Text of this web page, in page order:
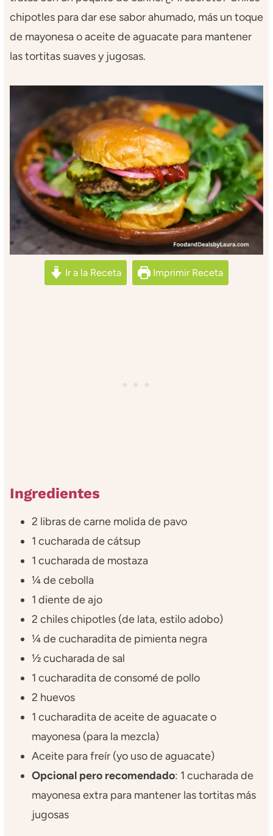
chipotles para dar ese sabor ahumado, más un toque
de mayonesa o aceite de aguacate para mantener
las tortitas suaves y jugosas.
Ir a la Receta Imprimir Receta
Ingredientes
2 libras de carne molida de pavo
1 cucharada de cátsup
1 cucharada de mostaza
¼ de cebolla
1 diente de ajo
2 chiles chipotles (de lata, estilo adobo)
¼ de cucharadita de pimienta negra
½ cucharada de sal
1 cucharadita de consomé de pollo
2 huevos
1 cucharadita de aceite de aguacate o
mayonesa (para la mezcla)
Aceite para freír (yo uso de aguacate)
Opcional pero recomendado: 1 cucharada de
mayonesa extra para mantener las tortitas más
jugosas